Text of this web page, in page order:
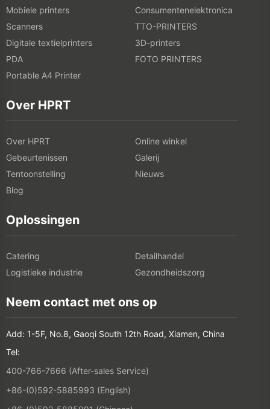
Mobiele printers
Consumentenelektronica
Scanners
TTO-PRINTERS
Digitale textielprinters
3D-printers
PDA
FOTO PRINTERS
Portable A4 Printer
Over HPRT
Over HPRT
Online winkel
Gebeurtenissen
Galerij
Tentoonstelling
Nieuws
Blog
Oplossingen
Catering
Detailhandel
Logistieke industrie
Gezondheidszorg
Neem contact met ons op
Add: 1-5F, No.8, Gaoqi South 12th Road, Xiamen, China
Tel:
400-766-7666 (After-sales Service)
+86-(0)592-5885993 (English)